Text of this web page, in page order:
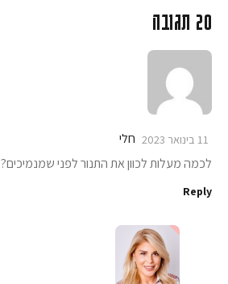
20 תגובה
חלי 11 בינואר 2023
לכמה מעלות לכוון את התנור לפני שמנמיכים?
Reply